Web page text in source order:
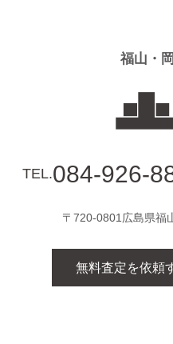
福山・
TEL.084-926-
〒720-0801広島県福
無料査定を依頼